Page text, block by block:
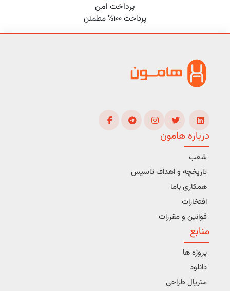
پرداخت امن
پرداخت 100% مطمئن
درباره هامون
شعب
تاریخچه و اهداف تاسیس
همکاری باما
افتخارات
قوانین و مقررات
منابع
پروژه ها
دانلود
متریال طراحی